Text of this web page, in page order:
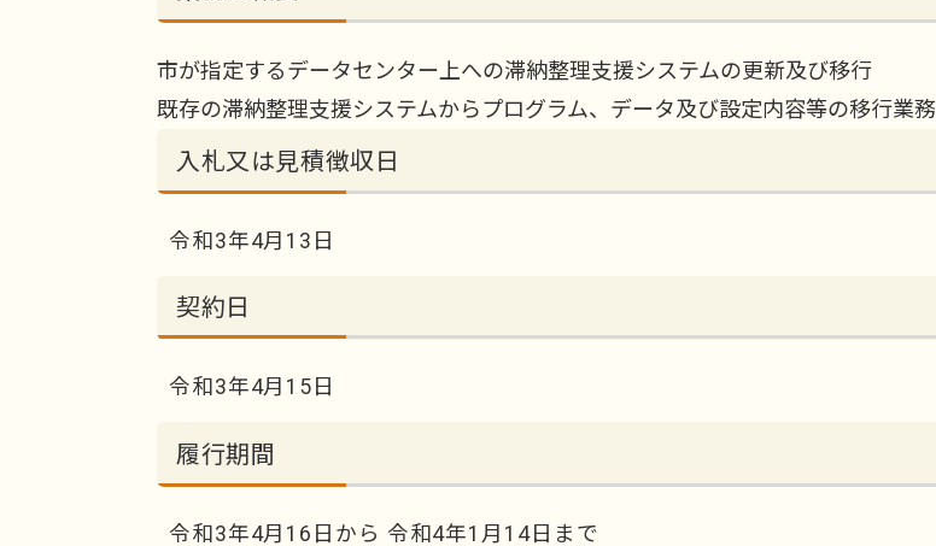
市が指定するデータセンター上への滞納整理支援システムの更新及び移行
既存の滞納整理支援システムからプログラム、データ及び設定内容等の移行業務
入札又は見積徴収日
令和3年4月13日
契約日
令和3年4月15日
履行期間
令和3年4月16日から 令和4年1月14日まで